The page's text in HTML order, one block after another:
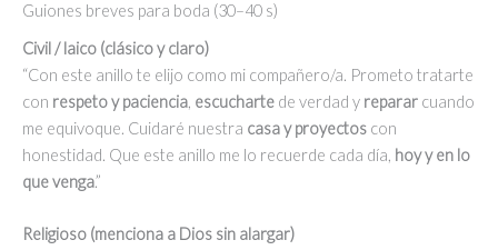
S/75.00.
Guiones breves para boda (30–40 s)
Civil / laico (clásico y claro)
“Con este anillo te elijo como mi compañero/a. Prometo tratarte
con respeto y paciencia, escucharte de verdad y reparar cuando
me equivoque. Cuidaré nuestra casa y proyectos con
honestidad. Que este anillo me lo recuerde cada día, hoy y en lo
que venga.”
Religioso (menciona a Dios sin alargar)